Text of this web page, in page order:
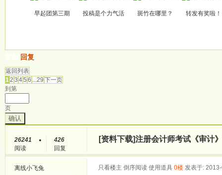
早起团第三期 投稿是个力气活 斑竹在哪里？ 转发有奖啦！
回复
返回列表
12 3 45 6 ...29 下一页
到第
页
确认
26241
阅读
426
回复
[资料下载]注册会计师考试《审计
离线小飞兔 只看楼主 倒序阅读 使用道具 0楼 发表于: